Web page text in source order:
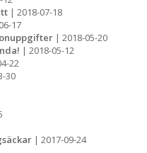
| 2018-07-18
17
| 2018-05-20
| 2018-05-12
22
30
| 2017-09-24